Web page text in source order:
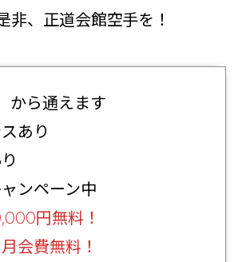
非、正道会館空手を！
から通えます
あり
ンペーン中
円無料！
月会費無料！